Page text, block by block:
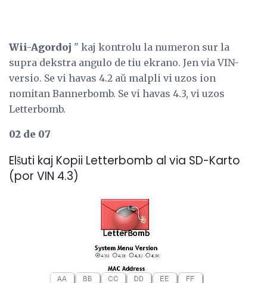
Wii-Agordoj " kaj kontrolu la numeron sur la
supra dekstra angulo de tiu ekrano. Jen via VIN-
versio. Se vi havas 4.2 aŭ malpli vi uzos ion
nomitan Bannerbomb. Se vi havas 4.3, vi uzos
Letterbomb.
02 de 07
Elŝuti kaj Kopii Letterbomb al via SD-Karto
(por VIN 4.3)